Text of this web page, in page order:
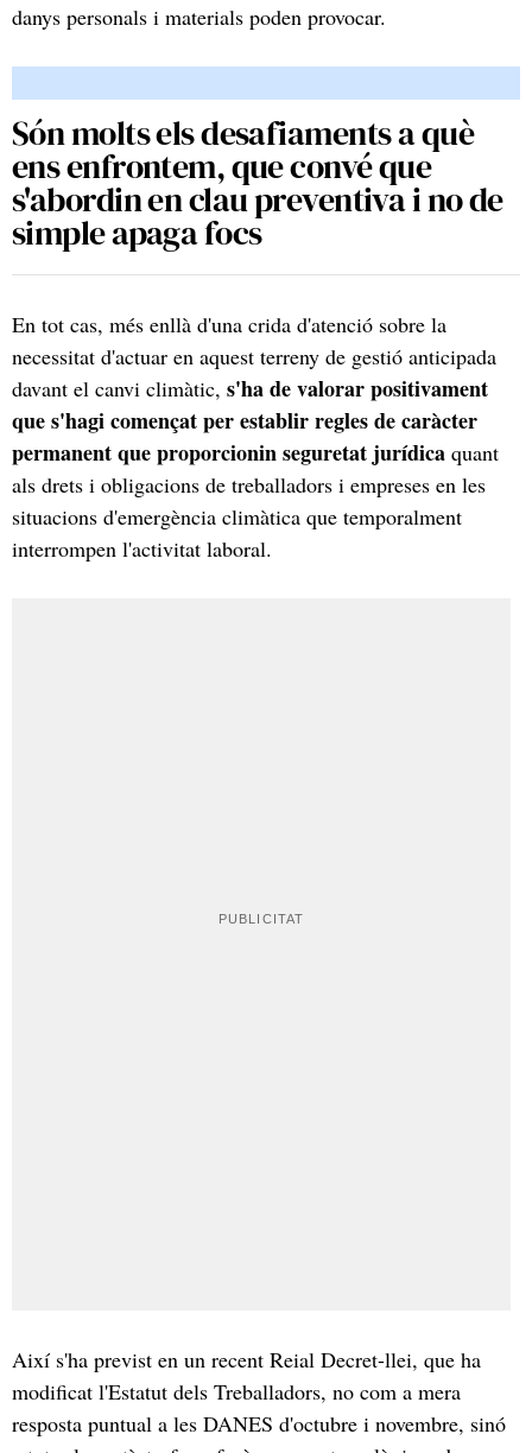
danys personals i materials poden provocar.
Són molts els desafiaments a què
ens enfrontem, que convé que
s'abordin en clau preventiva i no de
simple apaga focs
En tot cas, més enllà d'una crida d'atenció sobre la
necessitat d'actuar en aquest terreny de gestió anticipada
davant el canvi climàtic, s'ha de valorar positivament
que s'hagi començat per establir regles de caràcter
permanent que proporcionin seguretat jurídica quant
als drets i obligacions de treballadors i empreses en les
situacions d'emergència climàtica que temporalment
interrompen l'activitat laboral.
Així s'ha previst en un recent Reial Decret-llei, que ha
modificat l'Estatut dels Treballadors, no com a mera
resposta puntual a les DANES d'octubre i novembre, sinó